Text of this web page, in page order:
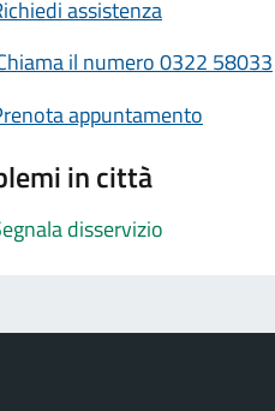
assistenza
il numero 0322 58033
appuntamento
in città
disservizio